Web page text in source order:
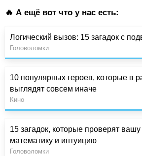
🔥 А ещё вот что у нас есть:
Логический вызов: 15 загадок с
Головоломки
10 популярных героев, которые в
выглядят совсем иначе
Кино
15 загадок, которые проверят вашу
математику и интуицию
Головоломки